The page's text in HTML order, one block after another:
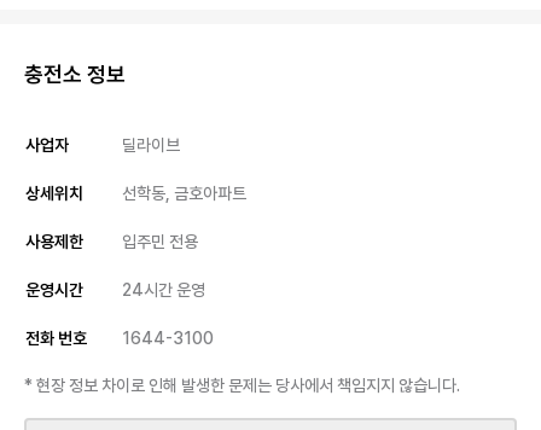
충전소 정보
사업자 딜라이브
상세위치 선학동, 금호아파트
사용제한 입주민 전용
운영시간 24시간 운영
전화 번호 1644-3100
* 현장 정보 차이로 인해 발생한 문제는 당사에서 책임지지 않습니다.